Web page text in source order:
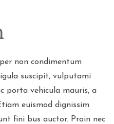
non condimentum
suscipit, vulputami
porta vehicula mauris, a
euismod dignissim
fini bus auctor. Proin nec